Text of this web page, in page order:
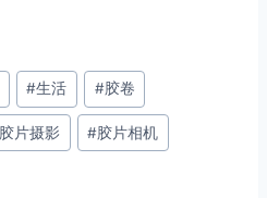
#生活 #胶卷
胶片摄影 #胶片相机